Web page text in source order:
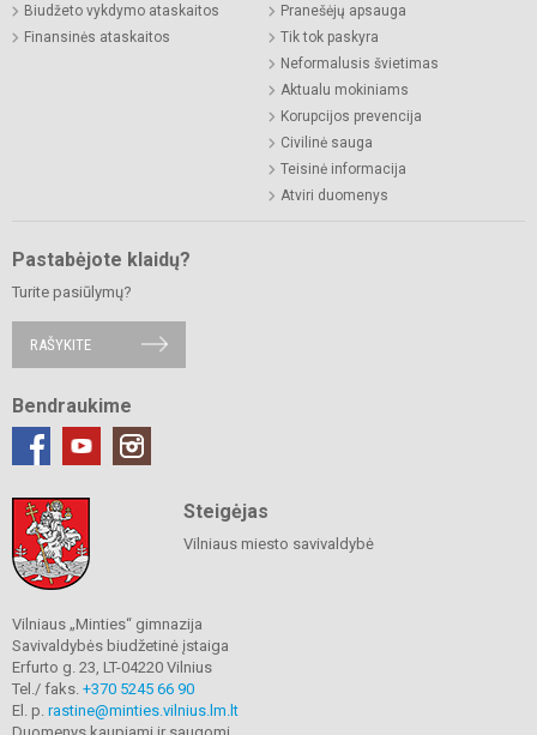
Biudžeto vykdymo ataskaitos
Finansinės ataskaitos
Pranešėjų apsauga
Tik tok paskyra
Neformalusis švietimas
Aktualu mokiniams
Korupcijos prevencija
Civilinė sauga
Teisinė informacija
Atviri duomenys
Pastabėjote klaidų?
Turite pasiūlymų?
RAŠYKITE
Bendraukime
Steigėjas
Vilniaus miesto savivaldybė
Vilniaus „Minties“ gimnazija
Savivaldybės biudžetinė įstaiga
Erfurto g. 23, LT-04220 Vilnius
Tel./ faks. +370 5245 66 90
El. p. rastine@minties.vilnius.lm.lt